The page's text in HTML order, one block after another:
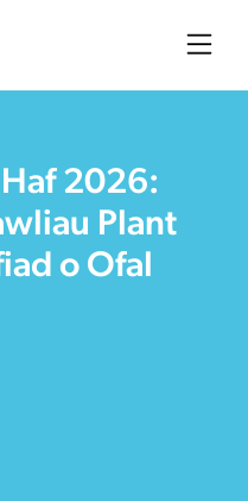
Search
2026:
Plant
o Ofal